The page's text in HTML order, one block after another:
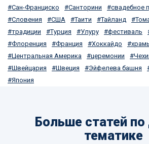
Сан-Франциско
Санторини
свадебное
Словения
США Таити Тайланд
традиции
Турция Улуру фестиваль
Флоренция
Франция Хоккайдо
Центральная Америка
церемонии
Швейцария
Швеция Эйфелева башня
Япония
Больше статей
тематике